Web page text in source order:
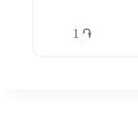
1 ֏